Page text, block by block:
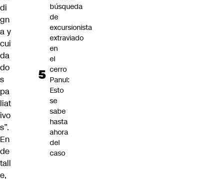
di
gn
a y
cui
da
do
s
pa
liat
ivo
s”.
En
de
tall
e,
búsqueda
de
excursionista
extraviado
en
el
cerro
Panul:
Esto
se
sabe
hasta
ahora
del
caso